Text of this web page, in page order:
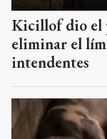
Kicillof dio el
eliminar el
intendentes